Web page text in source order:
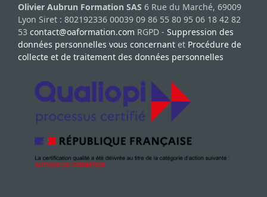
Olivier Aubrun Formation SAS 6 Rue du Marché, 69009
Lyon Siret : 802192336 00039 09 86 55 80 95 06 18 42 82
53 contact@oaformation.com RGPD - Suppression des
données personnelles vous concernant et Procédure de
collecte et de traitement des données personnelles